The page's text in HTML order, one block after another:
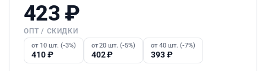
423 ₽
ОПТ / СКИДКИ
от 10 шт. (-3%)
410₽
от 20 шт. (-5%)
402₽
от 40 шт. (-7%)
393₽